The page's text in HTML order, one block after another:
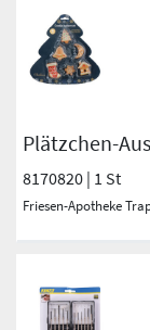
Plätzchen-
8170820 | 1 St
Friesen-Apotheke